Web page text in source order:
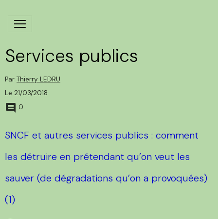
Services publics
Par Thierry LEDRU
Le 21/03/2018
0
SNCF et autres services publics : comment
les détruire en prétendant qu’on veut les
sauver (de dégradations qu’on a provoquées)
(1)